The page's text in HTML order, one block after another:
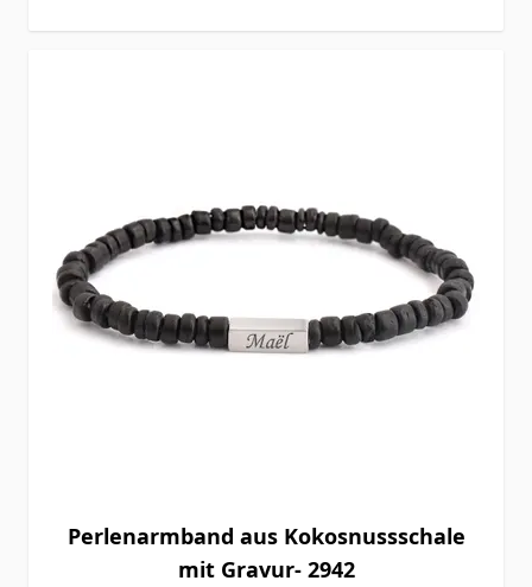
Perlenarmband aus Kokosnussschale
mit Gravur- 2942